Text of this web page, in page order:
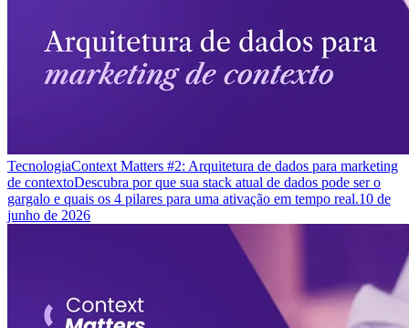
TecnologiaContext Matters #2: Arquitetura de dados para marketing
de contextoDescubra por que sua stack atual de dados pode ser o
gargalo e quais os 4 pilares para uma ativação em tempo real.10 de
junho de 2026